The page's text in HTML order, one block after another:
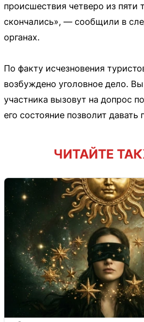
происшествия четверо из пяти
скончались», — сообщили в
органах.
По факту исчезновения
возбуждено уголовное дело.
участника вызовут на допрос
его состояние позволит давать
ЧИТАЙТЕ